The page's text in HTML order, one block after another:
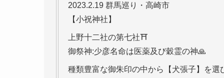
2023.2.19 群馬巡り・高崎市
【小祝神社】
上野十二社の第七社⛩️
御祭神:少彦名命は医薬及び穀霊の神🙏
種類豊富な御朱印の中から【犬張子】を